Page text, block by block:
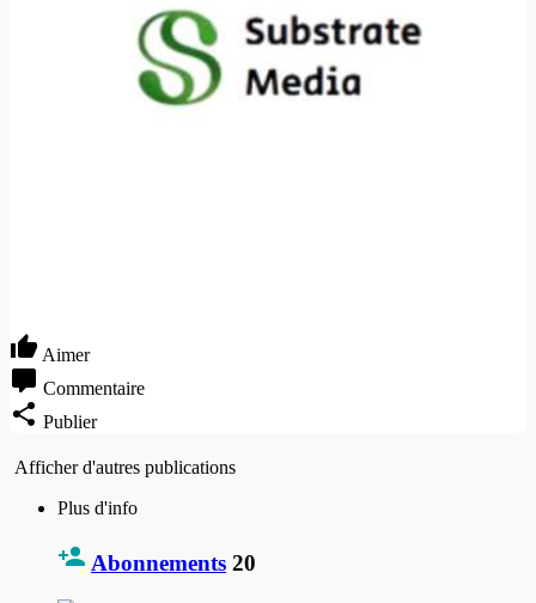
Aimer
Commentaire
Publier
Afficher d'autres publications
Plus d'info
Abonnements 20